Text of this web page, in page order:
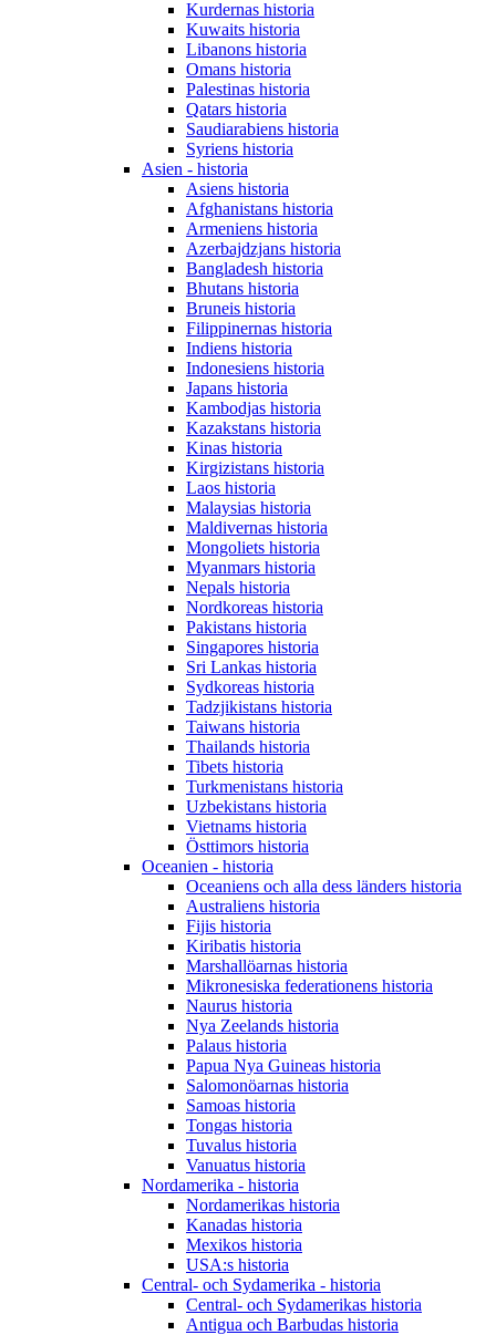
Kurdernas historia
Kuwaits historia
Libanons historia
Omans historia
Palestinas historia
Qatars historia
Saudiarabiens historia
Syriens historia
Asien - historia
Asiens historia
Afghanistans historia
Armeniens historia
Azerbajdzjans historia
Bangladesh historia
Bhutans historia
Bruneis historia
Filippinernas historia
Indiens historia
Indonesiens historia
Japans historia
Kambodjas historia
Kazakstans historia
Kinas historia
Kirgizistans historia
Laos historia
Malaysias historia
Maldivernas historia
Mongoliets historia
Myanmars historia
Nepals historia
Nordkoreas historia
Pakistans historia
Singapores historia
Sri Lankas historia
Sydkoreas historia
Tadzjikistans historia
Taiwans historia
Thailands historia
Tibets historia
Turkmenistans historia
Uzbekistans historia
Vietnams historia
Östtimors historia
Oceanien - historia
Oceaniens och alla dess länders historia
Australiens historia
Fijis historia
Kiribatis historia
Marshallöarnas historia
Mikronesiska federationens historia
Naurus historia
Nya Zeelands historia
Palaus historia
Papua Nya Guineas historia
Salomonöarnas historia
Samoas historia
Tongas historia
Tuvalus historia
Vanuatus historia
Nordamerika - historia
Nordamerikas historia
Kanadas historia
Mexikos historia
USA:s historia
Central- och Sydamerika - historia
Central- och Sydamerikas historia
Antigua och Barbudas historia